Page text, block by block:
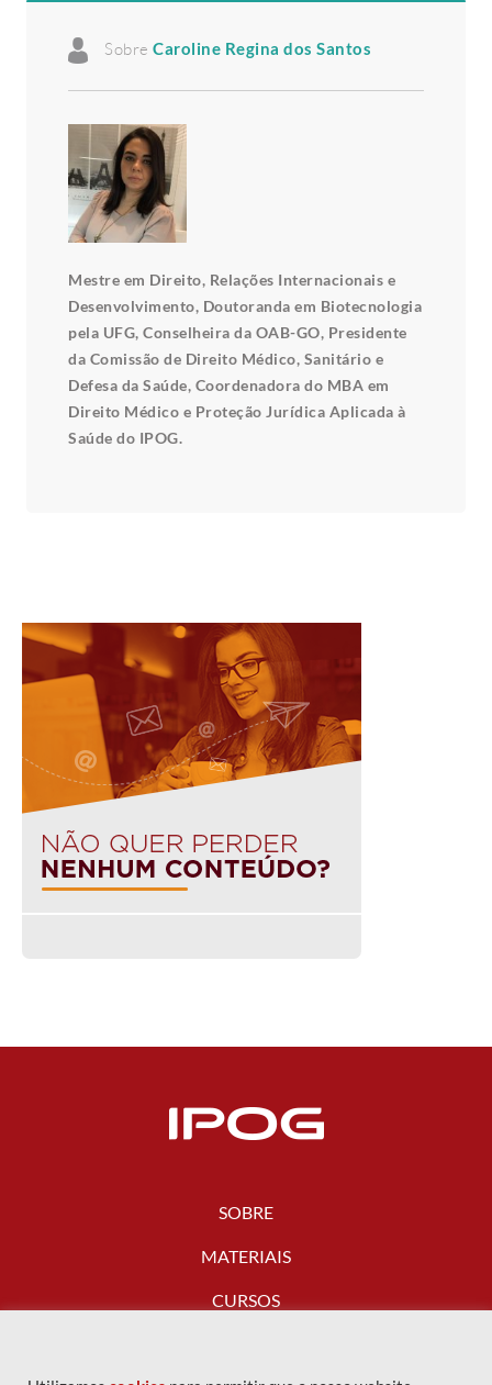
Sobre Caroline Regina dos Santos
Mestre em Direito, Relações Internacionais e
Desenvolvimento, Doutoranda em Biotecnologia
pela UFG, Conselheira da OAB-GO, Presidente
da Comissão de Direito Médico, Sanitário e
Defesa da Saúde, Coordenadora do MBA em
Direito Médico e Proteção Jurídica Aplicada à
Saúde do IPOG.
SOBRE
MATERIAIS
CURSOS
FALE CONOSCO